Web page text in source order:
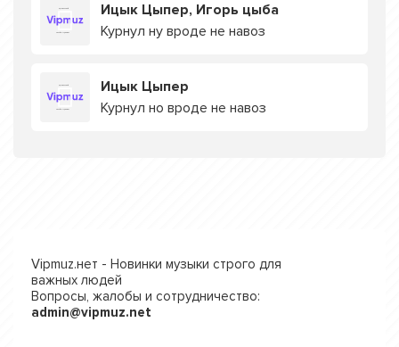
Ицык Цыпер, Игорь цыба
Курнул ну вроде не навоз
Ицык Цыпер
Курнул но вроде не навоз
Vipmuz.нет - Новинки музыки строго для
важных людей
Вопросы, жалобы и сотрудничество:
admin@vipmuz.net